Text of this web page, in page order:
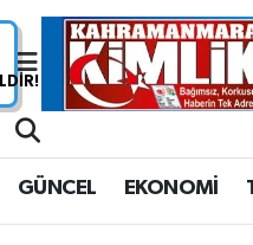
GÜNCEL EKONOMİ
Nöbetçi Eczaneler